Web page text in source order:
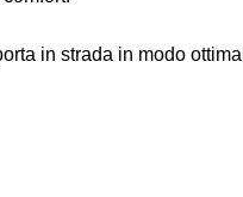
in strada in modo